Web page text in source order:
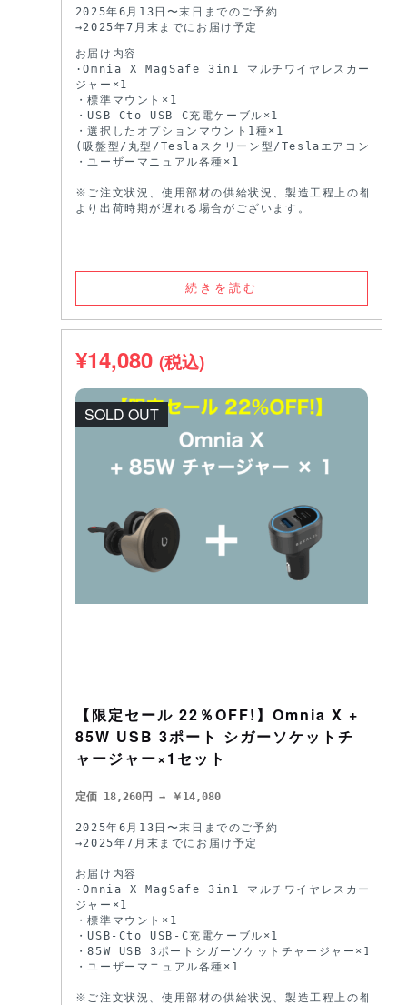
2025年6月13日〜末日までのご予約
→2025年7月末までにお届け予定
お届け内容
·Omnia X MagSafe 3in1 マルチワイヤレスカーチャー
ジャー×1
・標準マウント×1
・USB-Cto USB-C充電ケーブル×1
・選択したオプションマウント1種×1
(吸盤型/丸型/Teslaスクリーン型/Teslaエアコン型)
・ユーザーマニュアル各種×1
※ご注文状況、使用部材の供給状況、製造工程上の都合等
より出荷時期が遅れる場合がございます。
続きを読む
¥14,080 (税込)
SOLD OUT
【限定セール 22％OFF!】Omnia X +
85W USB 3ポート シガーソケットチ
ャージャー×1セット
定価 18,260円 → ￥14,080
2025年6月13日〜末日までのご予約
→2025年7月末までにお届け予定
お届け内容
·Omnia X MagSafe 3in1 マルチワイヤレスカーチャー
ジャー×1
・標準マウント×1
・USB-Cto USB-C充電ケーブル×1
・85W USB 3ポートシガーソケットチャージャー×1
・ユーザーマニュアル各種×1
※ご注文状況、使用部材の供給状況、製造工程上の都合等